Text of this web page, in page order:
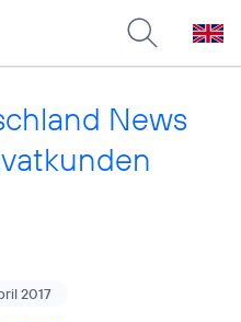
News
2017